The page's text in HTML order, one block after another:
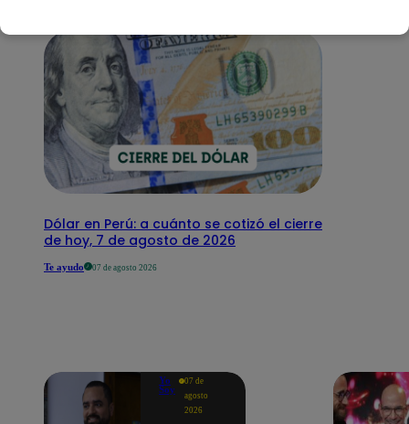
Dólar en Perú: a cuánto se cotizó el cierre
de hoy, 7 de agosto de 2026
Te ayudo 07 de agosto 2026
Yo
Soy
07 de
agosto
2026